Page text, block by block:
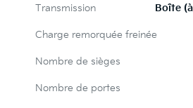
Transmission Boîte
Charge remorquée freinée
Nombre de sièges
Nombre de portes